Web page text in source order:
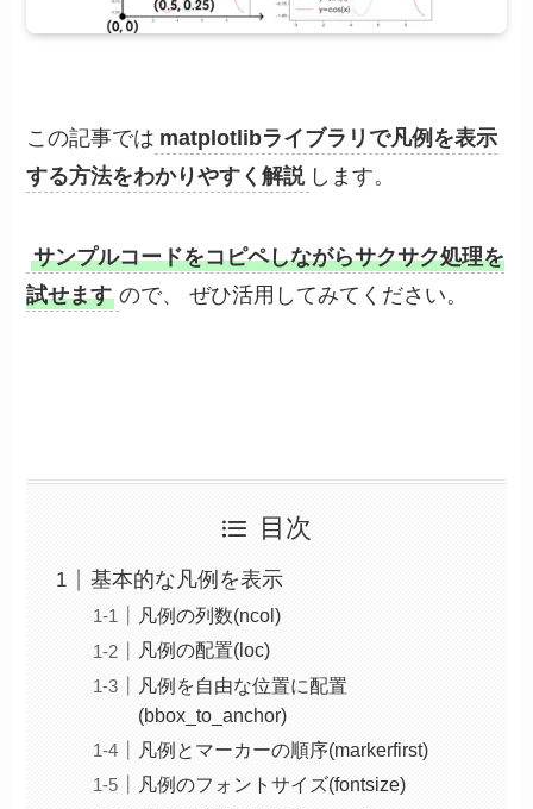
この記事では matplotlibライブラリで凡例を表示
する方法をわかりやすく解説 します。
サンプルコードをコピペしながらサクサク処理を
試せます ので、 ぜひ活用してみてください。
目次
基本的な凡例を表示
凡例の列数(ncol)
凡例の配置(loc)
凡例を自由な位置に配置
(bbox_to_anchor)
凡例とマーカーの順序(markerfirst)
凡例のフォントサイズ(fontsize)